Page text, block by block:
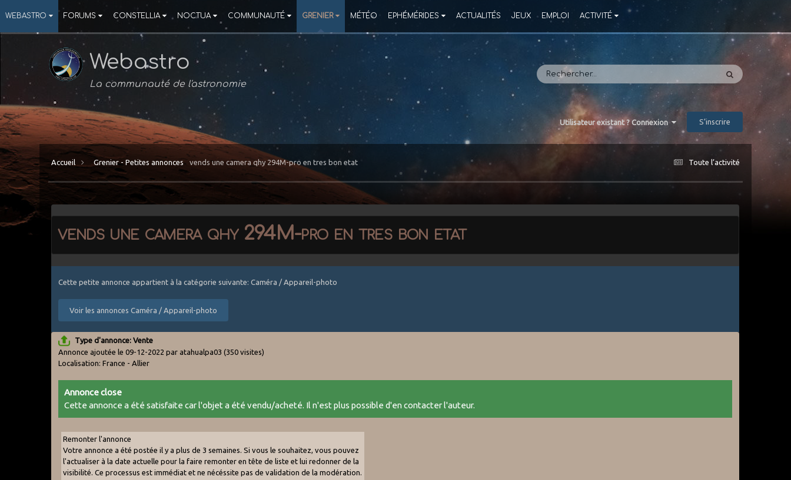
WEBASTRO FORUMS CONSTELLIA NOCTUA COMMUNAUTÉ GRENIER MÉTÉO EPHÉMÉRIDES ACTUALITÉS JEUX EMPLOI ACTIVITÉ
Webastro
La communauté de l'astronomie
Utilisateur existant ? Connexion S’inscrire
Toute l’activité
Accueil Grenier - Petites annonces vends une camera qhy 294M-pro en tres bon etat
vends une camera qhy 294M-pro en tres bon etat
Cette petite annonce appartient à la catégorie suivante: Caméra / Appareil-photo
Voir les annonces Caméra / Appareil-photo
Type d'annonce: Vente
Annonce ajoutée le 09-12-2022 par atahualpa03(350 visites)
Localisation: France - Allier
Annonce close
Cette annonce a été satisfaite car l'objet a été vendu/acheté. Il n'est plus possible d'en contacter l'auteur.
Remonter l'annonce
Votre annonce a été postée il y a plus de 3 semaines. Si vous le souhaitez, vous pouvez
l'actualiser à la date actuelle pour la faire remonter en tête de liste et lui redonner de la
visibilité. Ce processus est immédiat et ne nécéssite pas de validation de la modération.